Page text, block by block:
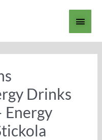
Drinks
Energy